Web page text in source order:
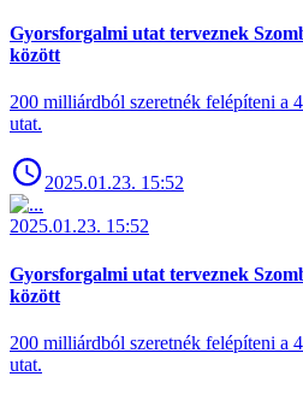
Gyorsforgalmi utat terveznek
között
200 milliárdból szeretnék felépíteni a
utat.
2025.01.23. 15:52
2025.01.23. 15:52
Gyorsforgalmi utat terveznek
között
200 milliárdból szeretnék felépíteni a
utat.